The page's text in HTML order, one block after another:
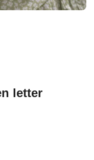
letter